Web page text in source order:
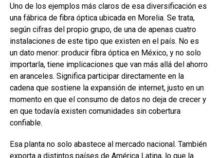
Uno de los ejemplos más claros de esa diversificación es
una fábrica de fibra óptica ubicada en Morelia. Se trata,
según cifras del propio grupo, de una de apenas cuatro
instalaciones de este tipo que existen en el país. No es
un dato menor: producir fibra óptica en México, y no solo
importarla, tiene implicaciones que van más allá del ahorro
en aranceles. Significa participar directamente en la
cadena que sostiene la expansión de internet, justo en un
momento en que el consumo de datos no deja de crecer y
en que todavía existen comunidades sin cobertura
confiable.
Esa planta no solo abastece al mercado nacional. También
exporta a distintos países de América Latina, lo que la